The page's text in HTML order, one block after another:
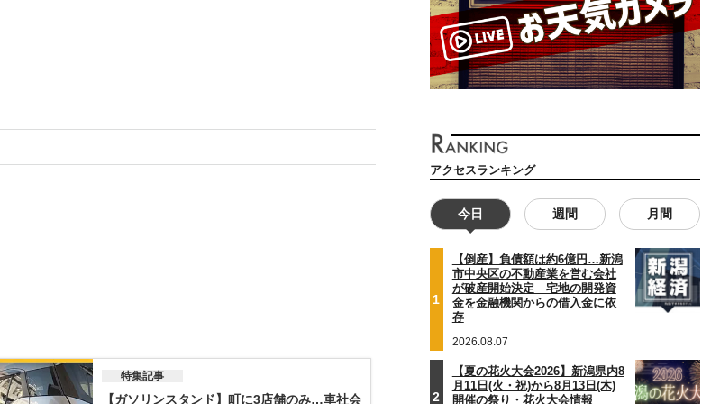
特集記事
【ガソリンスタンド】町に3店舗のみ…車社会
アクセスランキング
今日 週間 月間
1
【倒産】負債額は約6億円…新潟
市中央区の不動産業を営む会社
が破産開始決定 宅地の開発資
金を金融機関からの借入金に依
存
2026.08.07
2
【夏の花火大会2026】新潟県内8
月11日(火・祝)から8月13日(木)
開催の祭り・花火大会情報